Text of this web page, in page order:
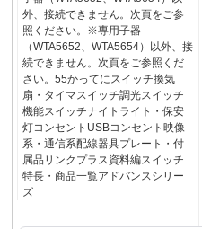
外、接続できません。次頁をご参
照ください。※専用子器
（WTA5652、WTA5654）以外、接
続できません。次頁をご参照くだ
さい。55かってにスイッチ換気
扇・タイマスイッチ調光スイッチ
機能スイッチナイトライト・保安
灯コンセントUSBコンセント映像
系・通信系配線器具プレート・付
属品リンクプラス資料編スイッチ
特長・商品一覧アドバンスシリー
ズ